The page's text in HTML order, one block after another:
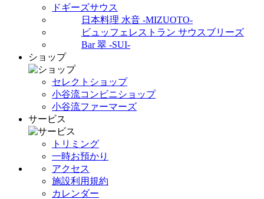
ドギーズサウス
日本料理 水音 -MIZUOTO-
ビュッフェレストラン サウスブリーズ
Bar 翠 -SUI-
ショップ
セレクトショップ
小谷流コンビニショップ
小谷流ファーマーズ
サービス
トリミング
一時お預かり
アクセス
施設利用規約
カレンダー